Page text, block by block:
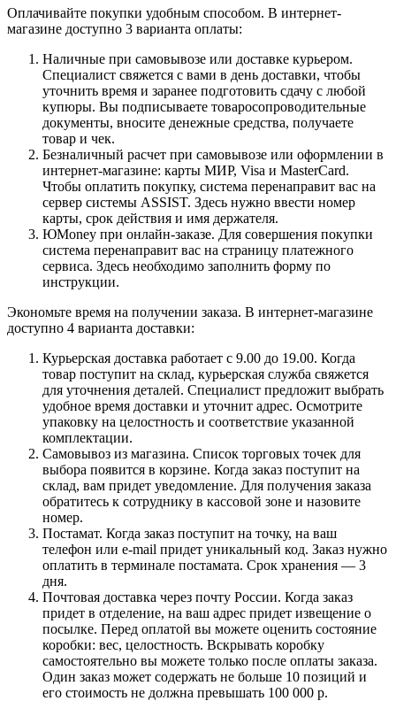
Оплачивайте покупки удобным способом. В интернет-
магазине доступно 3 варианта оплаты:
Наличные при самовывозе или доставке курьером.
Специалист свяжется с вами в день доставки, чтобы
уточнить время и заранее подготовить сдачу с любой
купюры. Вы подписываете товаросопроводительные
документы, вносите денежные средства, получаете
товар и чек.
Безналичный расчет при самовывозе или оформлении в
интернет-магазине: карты МИР, Visa и MasterCard.
Чтобы оплатить покупку, система перенаправит вас на
сервер системы ASSIST. Здесь нужно ввести номер
карты, срок действия и имя держателя.
ЮMoney при онлайн-заказе. Для совершения покупки
система перенаправит вас на страницу платежного
сервиса. Здесь необходимо заполнить форму по
инструкции.
Экономьте время на получении заказа. В интернет-магазине
доступно 4 варианта доставки:
Курьерская доставка работает с 9.00 до 19.00. Когда
товар поступит на склад, курьерская служба свяжется
для уточнения деталей. Специалист предложит выбрать
удобное время доставки и уточнит адрес. Осмотрите
упаковку на целостность и соответствие указанной
комплектации.
Самовывоз из магазина. Список торговых точек для
выбора появится в корзине. Когда заказ поступит на
склад, вам придет уведомление. Для получения заказа
обратитесь к сотруднику в кассовой зоне и назовите
номер.
Постамат. Когда заказ поступит на точку, на ваш
телефон или e-mail придет уникальный код. Заказ нужно
оплатить в терминале постамата. Срок хранения — 3
дня.
Почтовая доставка через почту России. Когда заказ
придет в отделение, на ваш адрес придет извещение о
посылке. Перед оплатой вы можете оценить состояние
коробки: вес, целостность. Вскрывать коробку
самостоятельно вы можете только после оплаты заказа.
Один заказ может содержать не больше 10 позиций и
его стоимость не должна превышать 100 000 р.